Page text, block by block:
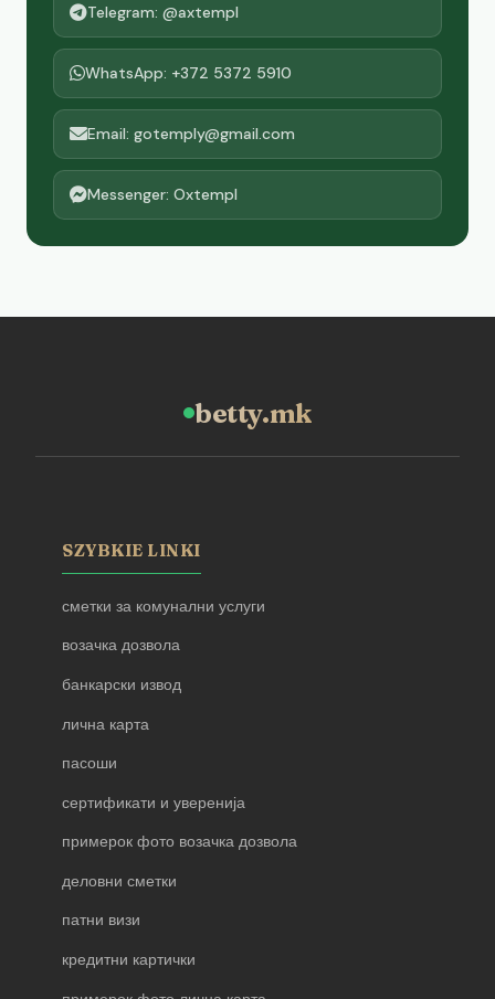
Telegram: @axtempl
WhatsApp: +372 5372 5910
Email: gotemply@gmail.com
Messenger: Oxtempl
betty.mk
SZYBKIE LINKI
сметки за комунални услуги
возачка дозвола
банкарски извод
лична карта
пасоши
сертификати и уверенија
примерок фото возачка дозвола
деловни сметки
патни визи
кредитни картички